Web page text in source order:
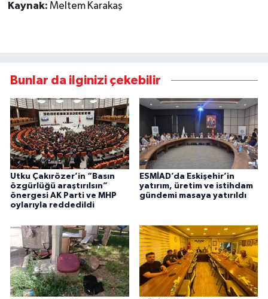
Kaynak: Meltem Karakaş
Bunlar da ilginizi çekebilir
Utku Çakırözer’in “Basın
özgürlüğü araştırılsın”
önergesi AK Parti ve MHP
oylarıyla reddedildi
ESMİAD’da Eskişehir’in
yatırım, üretim ve istihdam
gündemi masaya yatırıldı